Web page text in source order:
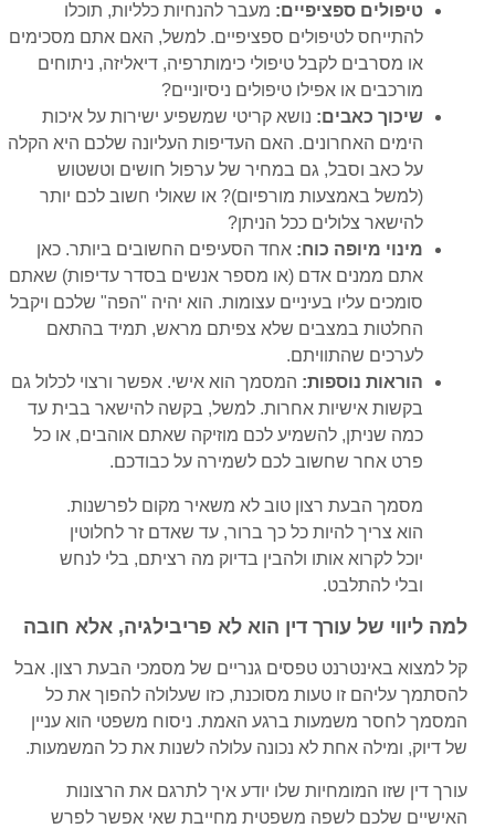
טיפולים ספציפיים: מעבר להנחיות כלליות, תוכלו
להתייחס לטיפולים ספציפיים. למשל, האם אתם מסכימים
או מסרבים לקבל טיפולי כימותרפיה, דיאליזה, ניתוחים
מורכבים או אפילו טיפולים ניסיוניים?
שיכוך כאבים: נושא קריטי שמשפיע ישירות על איכות
הימים האחרונים. האם העדיפות העליונה שלכם היא הקלה
על כאב וסבל, גם במחיר של ערפול חושים וטשטוש
(למשל באמצעות מורפיום)? או שאולי חשוב לכם יותר
להישאר צלולים ככל הניתן?
מינוי מיופה כוח: אחד הסעיפים החשובים ביותר. כאן
אתם ממנים אדם (או מספר אנשים בסדר עדיפות) שאתם
סומכים עליו בעיניים עצומות. הוא יהיה "הפה" שלכם ויקבל
החלטות במצבים שלא צפיתם מראש, תמיד בהתאם
לערכים שהתוויתם.
הוראות נוספות: המסמך הוא אישי. אפשר ורצוי לכלול גם
בקשות אישיות אחרות. למשל, בקשה להישאר בבית עד
כמה שניתן, להשמיע לכם מוזיקה שאתם אוהבים, או כל
פרט אחר שחשוב לכם לשמירה על כבודכם.
מסמך הבעת רצון טוב לא משאיר מקום לפרשנות.
הוא צריך להיות כל כך ברור, עד שאדם זר לחלוטין
יוכל לקרוא אותו ולהבין בדיוק מה רציתם, בלי לנחש
ובלי להתלבט.
למה ליווי של עורך דין הוא לא פריבילגיה, אלא חובה
קל למצוא באינטרנט טפסים גנריים של מסמכי הבעת רצון. אבל
להסתמך עליהם זו טעות מסוכנת, כזו שעלולה להפוך את כל
המסמך לחסר משמעות ברגע האמת. ניסוח משפטי הוא עניין
של דיוק, ומילה אחת לא נכונה עלולה לשנות את כל המשמעות.
עורך דין שזו המומחיות שלו יודע איך לתרגם את הרצונות
האישיים שלכם לשפה משפטית מחייבת שאי אפשר לפרש